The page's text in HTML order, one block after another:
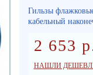
Гильзы
кабельный
2 653
НАШЛИ